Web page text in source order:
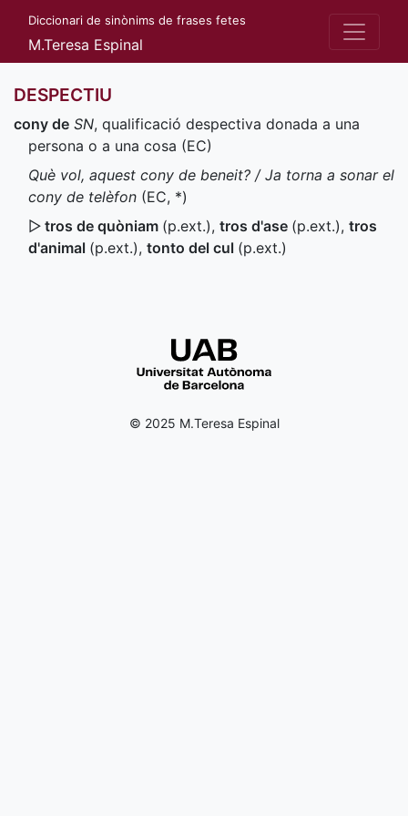
Diccionari de sinònims de frases fetes
M.Teresa Espinal
DESPECTIU
cony de SN, qualificació despectiva donada a una
persona o a una cosa (EC)
Què vol, aquest cony de beneit? / Ja torna a sonar el
cony de telèfon (EC, *)
▷ tros de quòniam (p.ext.), tros d'ase (p.ext.), tros
d'animal (p.ext.), tonto del cul (p.ext.)
© 2025 M.Teresa Espinal